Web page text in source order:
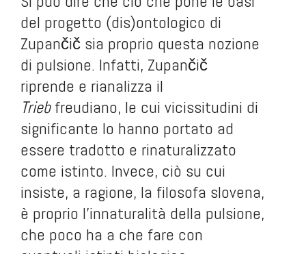
del progetto (dis)ontologico di
Zupančič sia proprio questa nozione
di pulsione. Infatti, Zupančič
riprende e rianalizza il
Triebfreudiano, le cui vicissitudini di
significante lo hanno portato ad
essere tradotto e rinaturalizzato
come istinto. Invece, ciò su cui
insiste, a ragione, la filosofa slovena,
è proprio l’innaturalità della pulsione,
che poco ha a che fare con